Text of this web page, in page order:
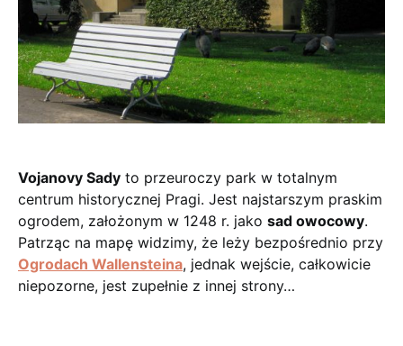
Vojanovy Sady to przeuroczy park w totalnym
centrum historycznej Pragi. Jest najstarszym praskim
ogrodem, założonym w 1248 r. jako sad owocowy.
Patrząc na mapę widzimy, że leży bezpośrednio przy
Ogrodach Wallensteina, jednak wejście, całkowicie
niepozorne, jest zupełnie z innej strony…